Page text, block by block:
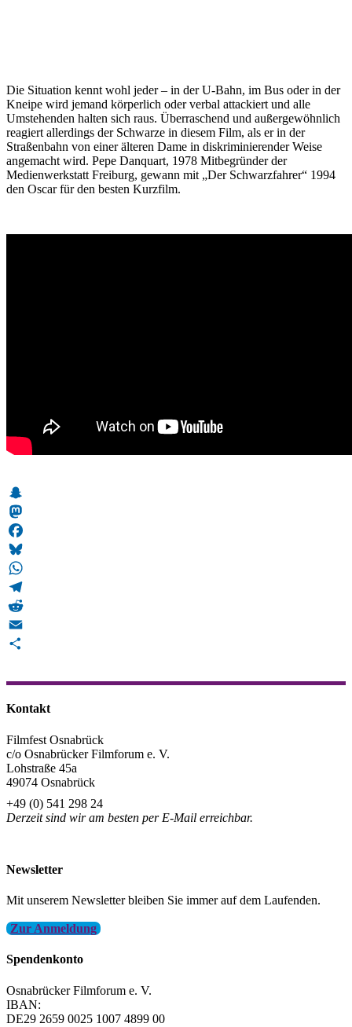
Die Situation kennt wohl jeder – in der U-Bahn, im Bus oder in der
Kneipe wird jemand körperlich oder verbal attackiert und alle
Umstehenden halten sich raus. Überraschend und außergewöhnlich
reagiert allerdings der Schwarze in diesem Film, als er in der
Straßenbahn von einer älteren Dame in diskriminierender Weise
angemacht wird. Pepe Danquart, 1978 Mitbegründer der
Medienwerkstatt Freiburg, gewann mit „Der Schwarzfahrer“ 1994
den Oscar für den besten Kurzfilm.
Snapchat
Mastodon
Facebook
Bluesky
WhatsApp
Telegram
Reddit
Email
Kontakt
Filmfest Osnabrück
c/o Osnabrücker Filmforum e. V.
Lohstraße 45a
49074 Osnabrück
+49 (0) 541 298 24
Derzeit sind wir am besten per E-Mail erreichbar.
Newsletter
Mit unserem Newsletter bleiben Sie immer auf dem Laufenden.
Zur Anmeldung
Spendenkonto
Osnabrücker Filmforum e. V.
IBAN:
DE29 2659 0025 1007 4899 00